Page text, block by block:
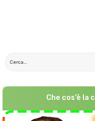
Che cos'è la